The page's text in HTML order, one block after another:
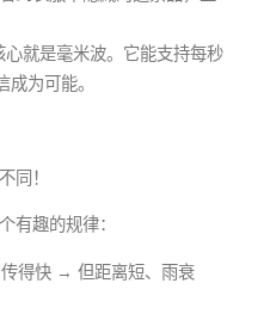
心就是毫米波。它能支持每秒
为可能。
同！
有趣的规律：
得快 → 但距离短、雨衰